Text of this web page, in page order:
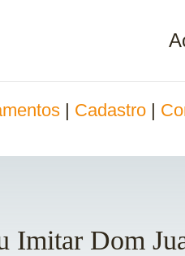
Cadastro
Imitar Dom